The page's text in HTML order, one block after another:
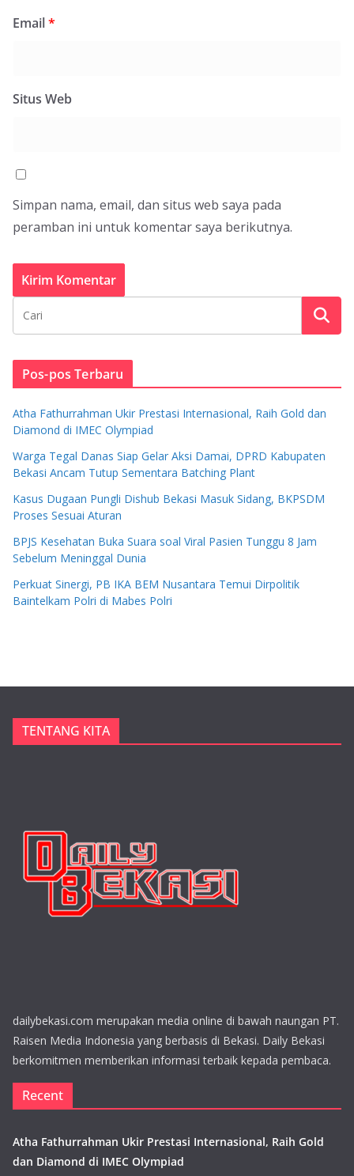
Email*
Situs Web
Simpan nama, email, dan situs web saya pada
peramban ini untuk komentar saya berikutnya.
Pos-pos Terbaru
Atha Fathurrahman Ukir Prestasi Internasional, Raih Gold dan
Diamond di IMEC Olympiad
Warga Tegal Danas Siap Gelar Aksi Damai, DPRD Kabupaten
Bekasi Ancam Tutup Sementara Batching Plant
Kasus Dugaan Pungli Dishub Bekasi Masuk Sidang, BKPSDM
Proses Sesuai Aturan
BPJS Kesehatan Buka Suara soal Viral Pasien Tunggu 8 Jam
Sebelum Meninggal Dunia
Perkuat Sinergi, PB IKA BEM Nusantara Temui Dirpolitik
Baintelkam Polri di Mabes Polri
TENTANG KITA
dailybekasi.com merupakan media online di bawah naungan PT.
Raisen Media Indonesia yang berbasis di Bekasi. Daily Bekasi
berkomitmen memberikan informasi terbaik kepada pembaca.
Recent
Atha Fathurrahman Ukir Prestasi Internasional, Raih Gold
dan Diamond di IMEC Olympiad